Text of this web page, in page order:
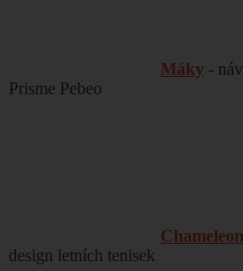
Máky -
Prisme Pebeo
design letních tenisek